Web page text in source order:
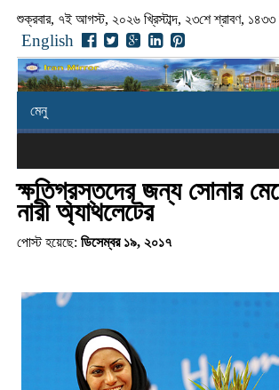
শুক্রবার, ৭ই আগস্ট, ২০২৬ খ্রিস্টাব্দ, ২৩শে শ্রাবণ, ১৪৩৩
English
মেনু
ক্ষতিগ্রস্তদের জন্য সোনার
নারী অ্যাথলেটের
পোস্ট হয়েছে: ডিসেম্বর ১৯, ২০১৭